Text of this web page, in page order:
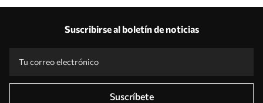
Suscribirse al boletín de noticias
Suscríbete